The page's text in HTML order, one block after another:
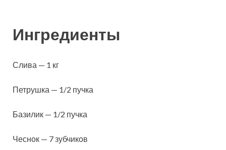
Ингредиенты
Слива — 1 кг
Петрушка — 1/2 пучка
Базилик — 1/2 пучка
Чеснок — 7 зубчиков